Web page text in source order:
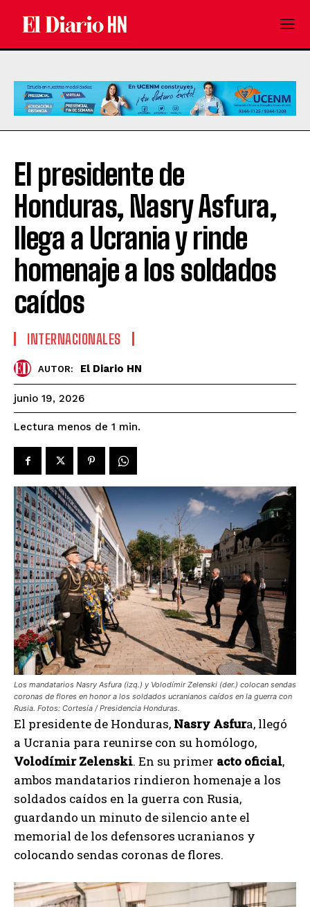
El presidente de
Honduras, Nasry Asfura,
llega a Ucrania y rinde
homenaje a los soldados
caídos
INTERNACIONALES
AUTOR: El Diario HN
junio 19, 2026
Lectura menos de 1 min.
Los mandatarios Nasry Asfura (izq.) y Volodímir Zelenski (der.) colocan sendas
coronas de flores en honor a los soldados ucranianos caídos en la guerra con
Rusia. Fotos: Cortesía / Presidencia Honduras.
El presidente de Honduras, Nasry Asfura, llegó
a Ucrania para reunirse con su homólogo,
Volodímir Zelenski. En su primer acto oficial,
ambos mandatarios rindieron homenaje a los
soldados caídos en la guerra con Rusia,
guardando un minuto de silencio ante el
memorial de los defensores ucranianos y
colocando sendas coronas de flores.